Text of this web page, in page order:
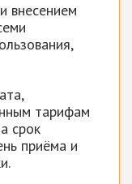
внесением
тарифам
срок
приёма и